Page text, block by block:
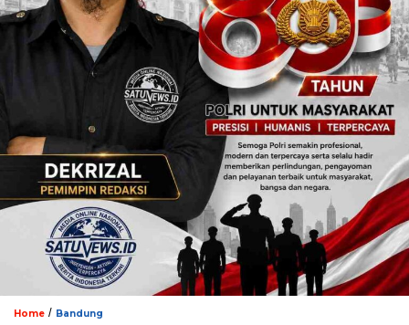
Home / Bandung